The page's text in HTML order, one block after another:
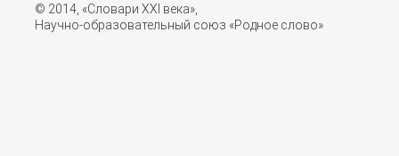
© 2014, «Словари XXI векa»,
Научно-образовательный союз «Родное слово»